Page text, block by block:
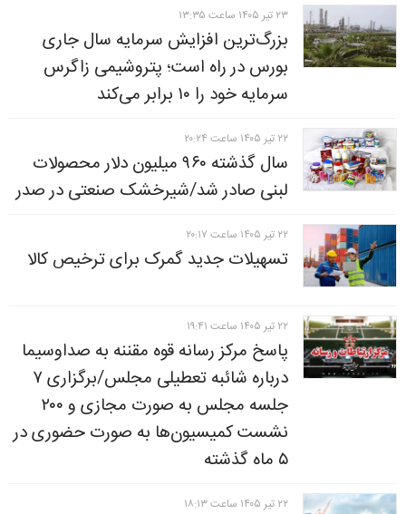
۲۳ تير ۱۴۰۵ ساعت ۱۳:۳۵
بزرگ‌ترین افزایش سرمایه سال جاری
بورس در راه است؛ پتروشیمی زاگرس
سرمایه خود را ۱۰ برابر می‌کند
۲۲ تير ۱۴۰۵ ساعت ۲۰:۲۴
سال گذشته ۹۶۰ میلیون دلار محصولات
لبنی صادر شد/شیرخشک صنعتی در صدر
۲۲ تير ۱۴۰۵ ساعت ۲۰:۱۷
تسهیلات جدید گمرک برای ترخیص کالا
۲۲ تير ۱۴۰۵ ساعت ۱۹:۴۱
پاسخ مرکز رسانه قوه مقننه به صداوسیما
درباره شائبه تعطیلی مجلس/برگزاری ۷
جلسه مجلس به صورت مجازی و ۲۰۰
نشست کمیسیون‌ها به صورت حضوری در
۵ ماه گذشته
۲۲ تير ۱۴۰۵ ساعت ۱۸:۱۳